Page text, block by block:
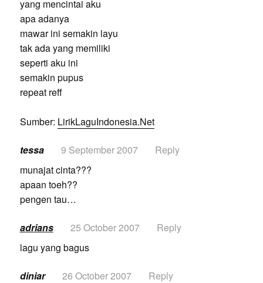
yang mencintai aku
apa adanya
mawar ini semakin layu
tak ada yang memiliki
seperti aku ini
semakin pupus
repeat reff
Sumber: LirikLaguIndonesia.Net
tessa 9 September 2007
Reply
munajat cinta???
apaan toeh??
pengen tau…
adrians 25 October 2007
Reply
lagu yang bagus
diniar 26 October 2007
Reply